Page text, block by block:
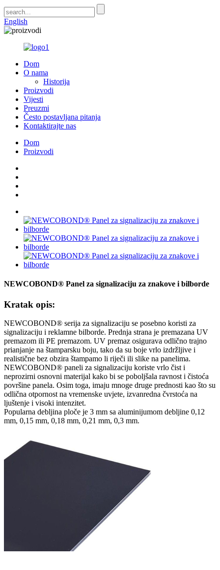
English
Dom
O nama
Historija
Proizvodi
Vijesti
Preuzmi
Često postavljana pitanja
Kontaktirajte nas
Dom
Proizvodi
NEWCOBOND® Panel za signalizaciju za znakove i bilborde
Kratak opis:
NEWCOBOND® serija za signalizaciju se posebno koristi za
signalizaciju i reklamne bilborde. Prednja strana je premazana UV
premazom ili PE premazom. UV premaz osigurava odlično trajno
prianjanje na štamparsku boju, tako da su boje vrlo izdržljive i
realistične bez obzira štampamo li riječi ili slike na panelima.
NEWCOBOND® paneli za signalizaciju koriste vrlo čist i
neprozirni osnovni materijal kako bi se poboljšala ravnost i čistoća
površine panela. Osim toga, imaju mnoge druge prednosti kao što su
odlična otpornost na vremenske uvjete, izvanredna čvrstoća na
ljuštenje i visoki intenzitet.
Popularna debljina ploče je 3 mm sa aluminijumom debljine 0,12
mm, 0,15 mm, 0,18 mm, 0,21 mm, 0,3 mm.